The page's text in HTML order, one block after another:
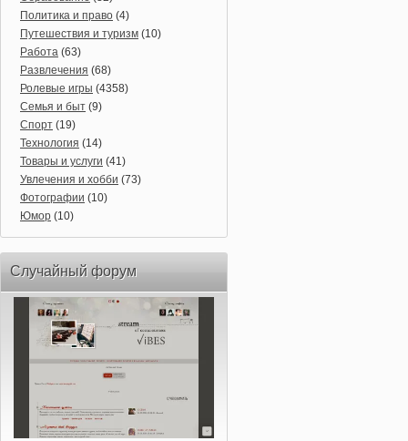
Политика и право (4)
Путешествия и туризм (10)
Работа (63)
Развлечения (68)
Ролевые игры (4358)
Семья и быт (9)
Спорт (19)
Технология (14)
Товары и услуги (41)
Увлечения и хобби (73)
Фотографии (10)
Юмор (10)
Случайный форум